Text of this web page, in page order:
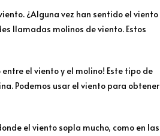
¿Alguna vez han sentido el viento
llamadas molinos de viento. Estos
entre el viento y el molino! Este tipo de
Podemos usar el viento para obtener
el viento sopla mucho, como en las